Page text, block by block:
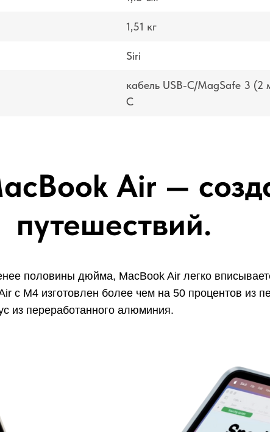
1,51 кг
Siri
кабель USB-C/MagSafe 3 (2
C
Air —
путешествий.
половины дюйма, MacBook Air легко
с M4 изготовлен более чем на 50 процентов из
из переработанного алюминия.